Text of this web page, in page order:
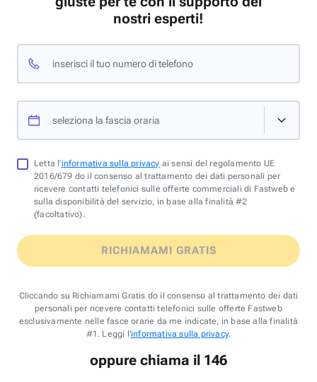
nostri esperti!
inserisci il tuo numero di telefono
seleziona la fascia oraria
Letta l'informativa sulla privacy ai sensi del regolamento UE
2016/679 do il consenso al trattamento dei dati personali per
ricevere contatti telefonici sulle offerte commerciali di Fastweb e
sulla disponibilità del servizio, in base alla finalità #2
(facoltativo).
RICHIAMAMI GRATIS
Cliccando su Richiamami Gratis do il consenso al trattamento dei dati
personali per ricevere contatti telefonici sulle offerte Fastweb
esclusivamente nelle fasce orarie da me indicate, in base alla finalità
#1. Leggi l'informativa sulla privacy.
oppure chiama il 146